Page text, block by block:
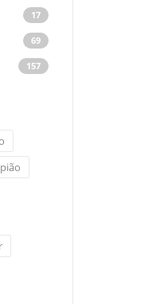
17
69
157